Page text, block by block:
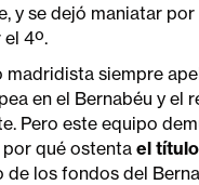
y se dejó maniatar
4º.
madridista siempre
en el Bernabéu y el
Pero este equipo
qué ostenta el
de los fondos del